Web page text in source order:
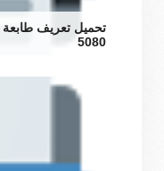
5080